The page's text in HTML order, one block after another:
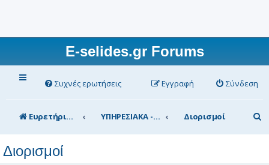
E-selides.gr Forums
Συχνές ερωτήσεις Σύνδεση
Εγγραφή
Ευρετήριο Δ. Συζήτησης ΥΠΗΡΕΣΙΑΚΑ - ΣΥΖΗΤΗΣΕΙΣ (για τα μέλη) Διορισμοί
ν
Διορισμοί